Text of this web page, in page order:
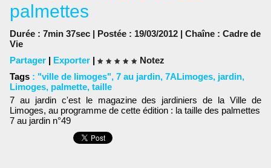
palmettes
Durée : 7min 37sec | Postée : 19/03/2012 | Chaîne : Cadre de
Vie
Partager | Exporter |
Notez
Tags : "ville de limoges", 7 au jardin, 7ALimoges, jardin,
Limoges, palmette, taille
7 au jardin c'est le magazine des jardiniers de la Ville de
Limoges, au programme de cette édition : la taille des palmettes
7 au jardin n°49